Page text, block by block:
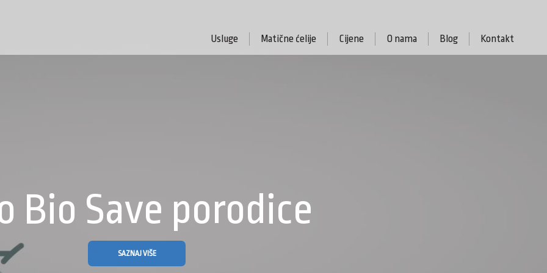
Usluge Matične ćelije Cijene O nama Blog Kontakt
Bio Save porodice
SAZNAJ VIŠE